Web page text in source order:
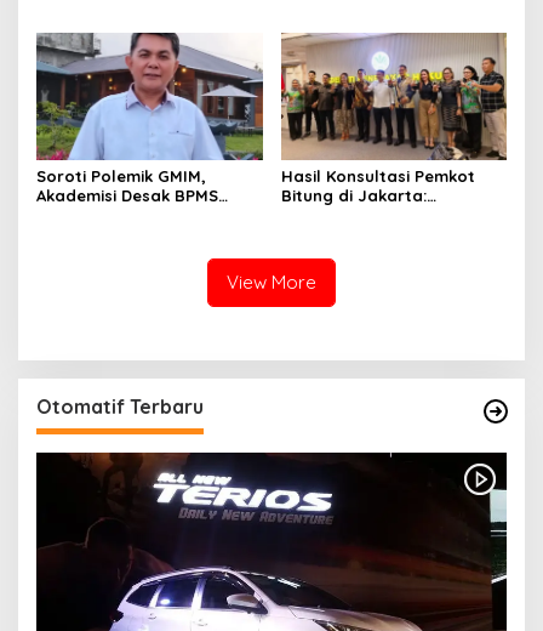
Tentara di Lokasi
Tambang”
Soroti Polemik GMIM,
Akademisi Desak BPMS
Hasil Konsultasi Pemkot
Bitung di Jakarta:
Lingkungan
View More
Otomatif Terbaru